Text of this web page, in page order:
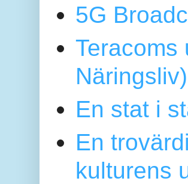
5G
Teracoms
Näringsliv)
En stat i
En
kulturens